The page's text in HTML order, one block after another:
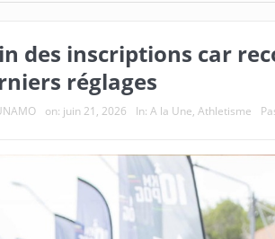
des inscriptions car
réglages
on: juin 21, 2026 In: A la Une, Athletisme